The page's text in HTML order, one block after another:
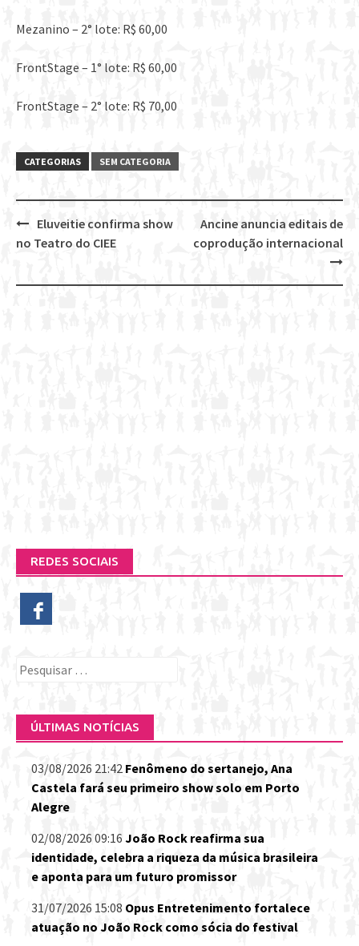
Mezanino – 2° lote: R$ 60,00
FrontStage – 1° lote: R$ 60,00
FrontStage – 2° lote: R$ 70,00
CATEGORIAS SEM CATEGORIA
Post
Ancine anuncia editais de
coprodução internacional
Eluveitie confirma show
no Teatro do CIEE
REDES SOCIAIS
Pesquisar
ÚLTIMAS NOTÍCIAS
03/08/2026 21:42 Fenômeno do sertanejo, Ana
Castela fará seu primeiro show solo em Porto
Alegre
02/08/2026 09:16 João Rock reafirma sua
identidade, celebra a riqueza da música brasileira
e aponta para um futuro promissor
31/07/2026 15:08 Opus Entretenimento fortalece
atuação no João Rock como sócia do festival